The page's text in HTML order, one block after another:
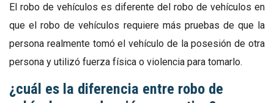
El robo de vehículos es diferente del robo de vehículos en
que el robo de vehículos requiere más pruebas de que la
persona realmente tomó el vehículo de la posesión de otra
persona y utilizó fuerza física o violencia para tomarlo.
¿cuál es la diferencia entre robo de